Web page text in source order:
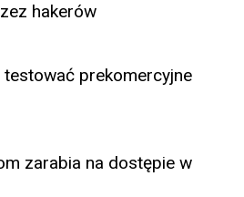
hakerów
prekomercyjne
zarabia na dostępie w